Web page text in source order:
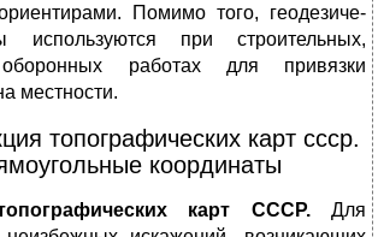
Помимо того, геодезиче­
используются при строительных,
работах для привязки
местности.
топографических карт ссср.
координаты
карт СССР. Для